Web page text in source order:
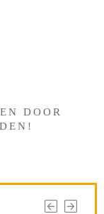
DOOR